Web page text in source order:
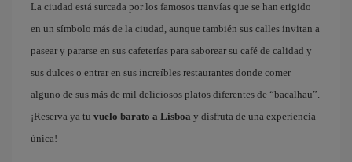
La ciudad está surcada por los famosos tranvías que se han erigido
en un símbolo más de la ciudad, aunque también sus calles invitan a
pasear y pararse en sus cafeterías para saborear su café de calidad y
sus dulces o entrar en sus increíbles restaurantes donde comer
alguno de sus más de mil deliciosos platos diferentes de “bacalhau”.
¡Reserva ya tu vuelo barato a Lisboa y disfruta de una experiencia
única!